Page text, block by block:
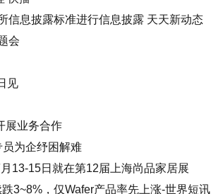
信息披露标准进行信息披露 天天新动态
会
见
展业务合作
为企纾困解难
13-15日就在第12届上海尚品家居展
3~8%，仅Wafer产品率先上涨-世界短讯